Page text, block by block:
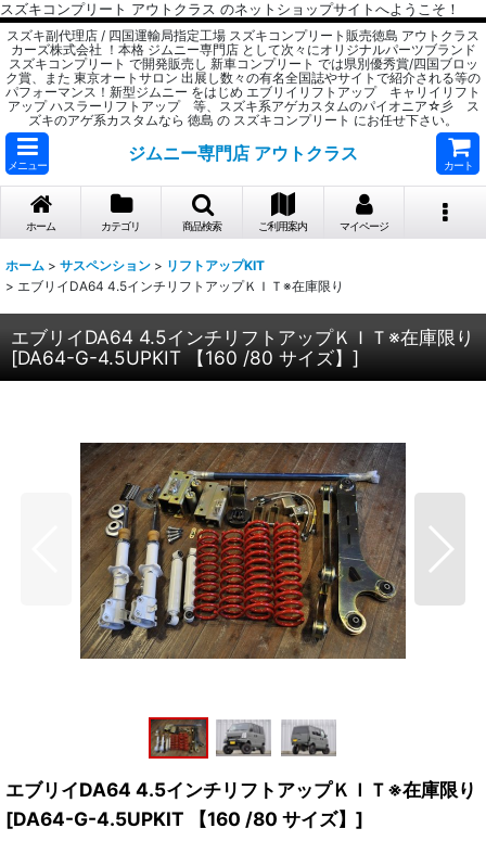
スズキコンプリート アウトクラス のネットショップサイトへようこそ！
スズキ副代理店 / 四国運輸局指定工場 スズキコンプリート販売徳島 アウトクラス
カーズ株式会社 ！本格 ジムニー専門店 として次々にオリジナルパーツブランド
スズキコンプリート で開発販売し 新車コンプリート では県別優秀賞/四国ブロッ
ク賞、また 東京オートサロン 出展し数々の有名全国誌やサイトで紹介される等の
パフォーマンス！新型ジムニー をはじめ エブリイリフトアップ キャリイリフト
アップ ハスラーリフトアップ 等、スズキ系アゲカスタムのパイオニア☆彡 ス
ズキのアゲ系カスタムなら 徳島 の スズキコンプリート にお任せ下さい。
メニュー
ジムニー専門店 アウトクラス
カート
ホーム カテゴリ 商品検索 ご利用案内 マイページ
ホーム > サスペンション > リフトアップKIT
> エブリイDA64 4.5インチリフトアップＫＩＴ※在庫限り
エブリイDA64 4.5インチリフトアップＫＩＴ※在庫限り
[DA64-G-4.5UPKIT 【160 /80 サイズ】 ]
エブリイDA64 4.5インチリフトアップＫＩＴ※在庫限り
[DA64-G-4.5UPKIT 【160 /80 サイズ】 ]